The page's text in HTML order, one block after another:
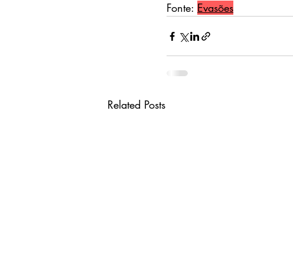
Fonte: Evasões
Related Posts